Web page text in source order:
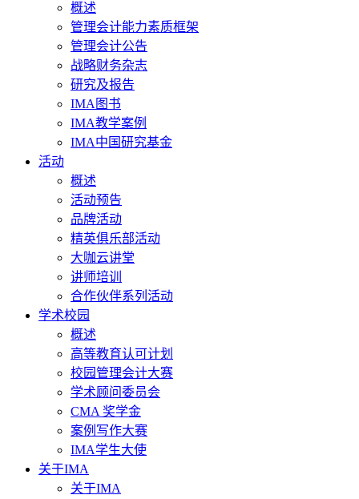
概述
管理会计能力素质框架
管理会计公告
战略财务杂志
研究及报告
IMA图书
IMA教学案例
IMA中国研究基金
活动
概述
活动预告
品牌活动
精英俱乐部活动
大咖云讲堂
讲师培训
合作伙伴系列活动
学术校园
概述
高等教育认可计划
校园管理会计大赛
学术顾问委员会
CMA 奖学金
案例写作大赛
IMA学生大使
关于IMA
关于IMA